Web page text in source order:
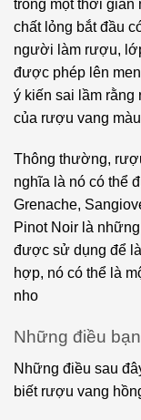
Colombard
Corvinone
Croatina
Falanghina
Fiano
Furmint
Gamay
Garganega
Garnacha
Gewurztraminer
Greco
Vang
Domini
Veneti
Vang
Enoitalia
Expert
Vang
Feudi
Salentini
trong một thời gian
chất lỏng bắt đầu
người làm rượu,
được phép lên
ý kiến sai lầm
của rượu vang
Thông thường,
nghĩa là nó có thể
Grenache,
Pinot Noir là
được sử dụng để
hợp, nó có thể là
nho
Những điều
Những điều sau
biết rượu vang